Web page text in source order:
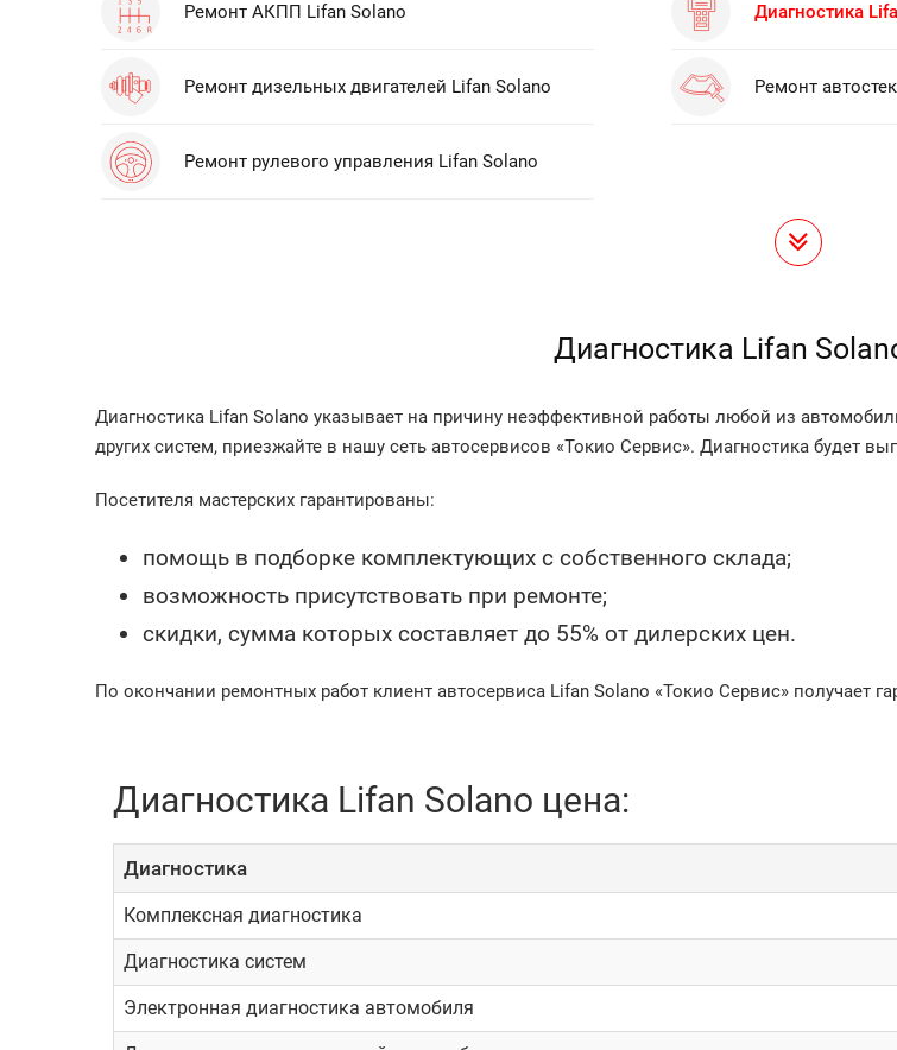
Ремонт АКПП Lifan Solano Диагностика
Ремонт дизельных двигателей Lifan Solano Ремонт
Ремонт рулевого управления Lifan Solano
Диагностика Lifan
Диагностика Lifan Solano указывает на причину неэффективной работы любой из
других систем, приезжайте в нашу сеть автосервисов «Токио Сервис». Диагностика будет
Посетителя мастерских гарантированы:
помощь в подборке комплектующих с собственного склада;
возможность присутствовать при ремонте;
скидки, сумма которых составляет до 55% от дилерских цен.
По окончании ремонтных работ клиент автосервиса Lifan Solano «Токио Сервис» получает
Диагностика Lifan Solano цена:
Диагностика
Комплексная диагностика
Диагностика систем
Электронная диагностика автомобиля